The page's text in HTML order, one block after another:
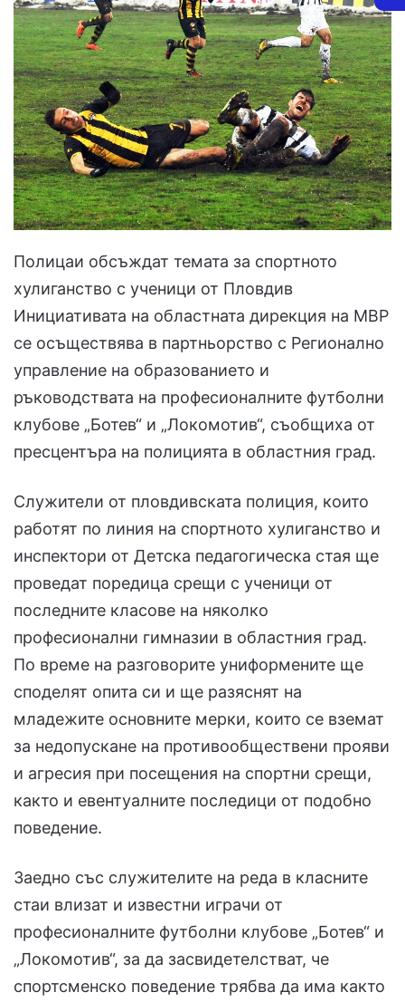
Полицаи обсъждат темата за спортното
хулиганство с ученици от Пловдив
Инициативата на областната дирекция на МВР
се осъществява в партньорство с Регионално
управление на образованието и
ръководствата на професионалните футболни
клубове „Ботев“ и „Локомотив“, съобщиха от
пресцентъра на полицията в областния град.
Служители от пловдивската полиция, които
работят по линия на спортното хулиганство и
инспектори от Детска педагогическа стая ще
проведат поредица срещи с ученици от
последните класове на няколко
професионални гимназии в областния град.
По време на разговорите униформените ще
споделят опита си и ще разяснят на
младежите основните мерки, които се вземат
за недопускане на противообществени прояви
и агресия при посещения на спортни срещи,
както и евентуалните последици от подобно
поведение.
Заедно със служителите на реда в класните
стаи влизат и известни играчи от
професионалните футболни клубове „Ботев“ и
„Локомотив“, за да засвидетелстват, че
спортсменско поведение трябва да има както